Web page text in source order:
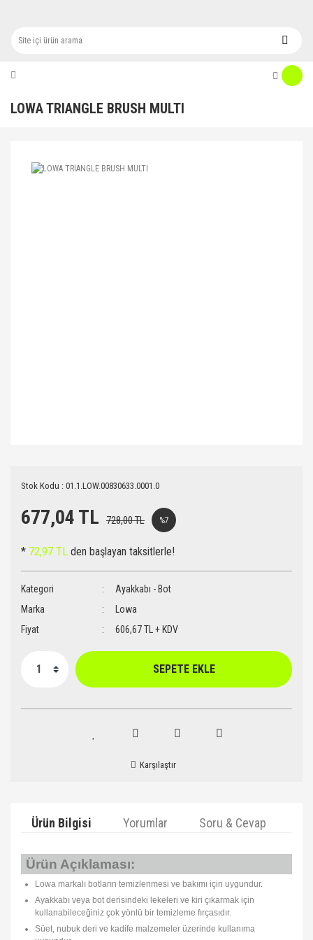
LOWA TRIANGLE BRUSH MULTI
Stok Kodu : 01.1.LOW.00830633.0001.0
677,04 TL 728,00 TL %7
* 72,97 TL den başlayan taksitlerle!
Kategori
Ayakkabı - Bot
Marka
Lowa
Fiyat
606,67 TL + KDV
SEPETE EKLE
Karşılaştır
Ürün Bilgisi Yorumlar Soru & Cevap
Ürün Açıklaması:
Lowa markalı botların temizlenmesi ve bakımı için uygundur.
Ayakkabı veya bot derisindeki lekeleri ve kiri çıkarmak için
kullanabileceğiniz çok yönlü bir temizleme fırçasıdır.
Süet, nubuk deri ve kadife malzemeler üzerinde kullanıma